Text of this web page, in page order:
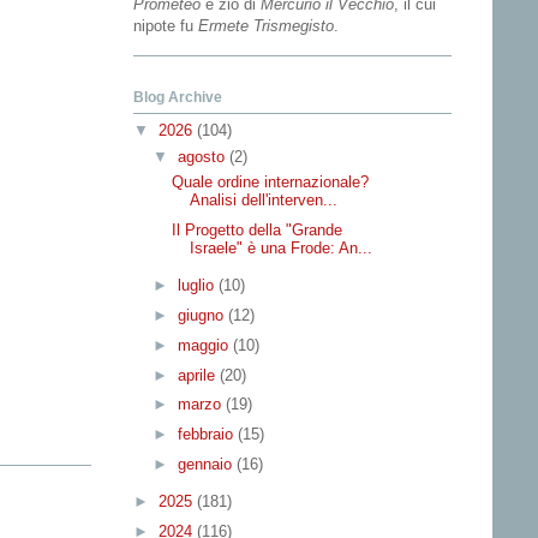
Prometeo e zio di Mercurio il Vecchio , il cui
nipote fu Ermete Trismegisto
Blog Archive
▼ 2026 (104)
▼ agosto (2)
Quale ordine internazionale?
Analisi dell'interven...
Il Progetto della "Grande
Israele" è una Frode: An...
► luglio (10)
► giugno (12)
► maggio (10)
► aprile (20)
► marzo (19)
► febbraio (15)
► gennaio (16)
► 2025 (181)
► 2024 (116)